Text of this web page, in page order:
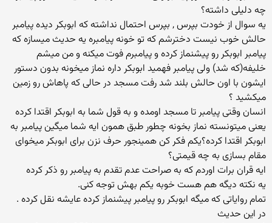
چه دلیلی داشته؟
یه سوال از خودت بپرس , بپرس احتمال نداشته که ابوبکر دیده پیامبر
حالش خوب نیست دخترشم که تو خونه پیامبره یه حدیث میسازه که
پیامبر ابوبکر رو پیشنماز کرده و پیامبرم فوت میکنه و من میشم
خلیفه(که شد) ولی پیامبر فهمید ابوبکر داره نماز میخونه بدون دستور
ایشون با اون حالش بلند شد رفت مسجد در حالی که پاهاش رو زمین
میکشید ؟
انسان وقتی پیامبر تا مسجد اومده و به قول شما به ابوبکر اقتدا کرده
یعنی میتونسته نماز بخونه چطور طبق همون ایه شما میگین پیامبر به
ابوبکر اقتدا کرده؟یکم فکر کن همینجور حرف نزن برای ابوبکر میخوای
مقام بسازی به چه قیمتی؟
ایه قران برات اوردم که به صراحت عدم تقدم به پیامبر رو ذکر کرده
یه نکته دیگه هم هست خوبه یکم بهش توجه کنی.
تمام روایاتی که میگه ابوبکر رو پیامبر پیشنماز کرده عایشه نقل کرده .
در این حدیث